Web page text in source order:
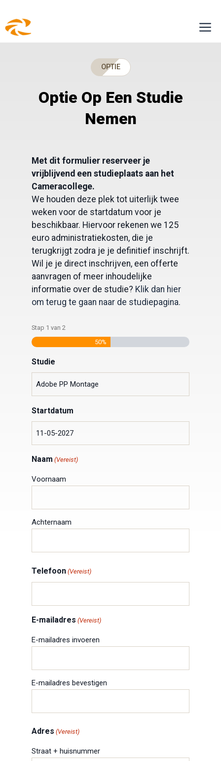
Ga
naar
de
OPTIE
Optie Op Een Studie
Nemen
Met dit formulier reserveer je
vrijblijvend een studieplaats aan het
Cameracollege.
We houden deze plek tot uiterlijk twee
weken voor de startdatum voor je
beschikbaar. Hiervoor rekenen we 125
euro administratiekosten, die je
terugkrijgt zodra je je definitief inschrijft.
Wil je je direct inschrijven, een offerte
aanvragen of meer inhoudelijke
informatie over de studie? Klik dan hier
om terug te gaan naar de studiepagina.
Stap 1 van 2
50%
Studie
Startdatum
Naam (Vereist)
Voornaam
Achternaam
Telefoon (Vereist)
E-mailadres (Vereist)
E-mailadres invoeren
E-mailadres bevestigen
Adres (Vereist)
Straat + huisnummer